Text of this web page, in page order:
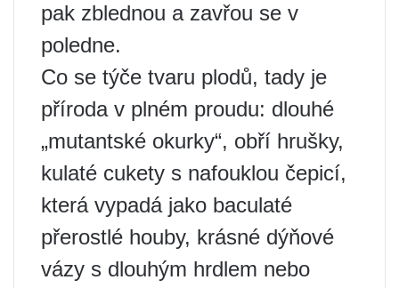
pak zblednou a zavřou se v
poledne.
Co se týče tvaru plodů, tady je
příroda v plném proudu: dlouhé
„mutantské okurky“, obří hrušky,
kulaté cukety s nafouklou čepicí,
která vypadá jako baculaté
přerostlé houby, krásné dýňové
vázy s dlouhým hrdlem nebo